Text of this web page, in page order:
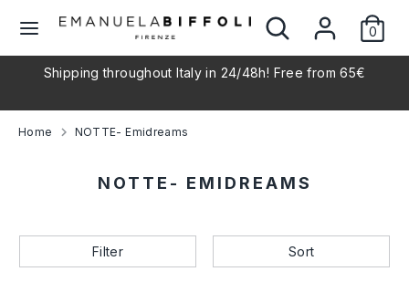
Search
Search
store
0
L
n
a
our
store
Shipping throughout Italy in 24/48h! Free from 65€
Home NOTTE- Emidreams
NOTTE- EMIDREAMS
Filter Sort